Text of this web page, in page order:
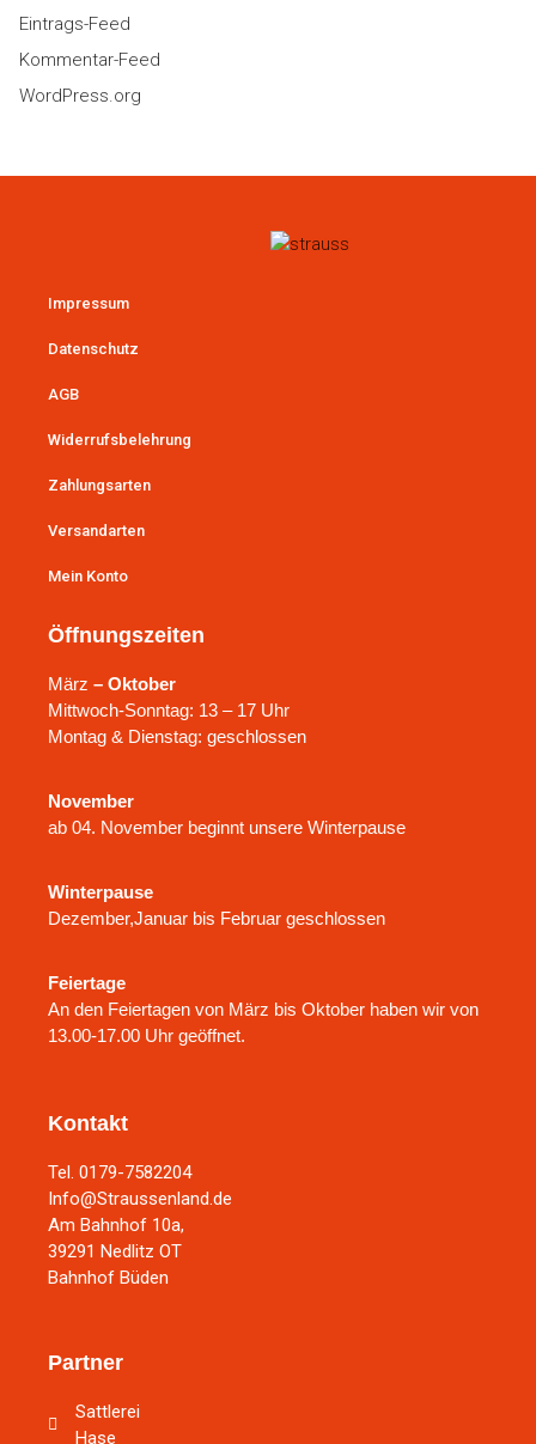
Eintrags-Feed
Kommentar-Feed
WordPress.org
Kontakt
Tel. 0179-7582204
Info@Straussenland.de
Am Bahnhof 10a,
39291 Nedlitz OT
Bahnhof Büden
Partner
Sattlerei
Hase
Öffnungszeiten
März – Oktober
Mittwoch-Sonntag: 13 – 17 Uhr
Montag & Dienstag: geschlossen
November
ab 04. November beginnt unsere Winterpause
Winterpause
Dezember,Januar bis Februar geschlossen
Feiertage
An den Feiertagen von März bis Oktober haben wir von
13.00-17.00 Uhr geöffnet.
Impressum
Datenschutz
AGB
Widerrufsbelehrung
Zahlungsarten
Versandarten
Mein Konto